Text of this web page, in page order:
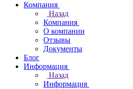
Компания
Назад
Компания
О компании
Отзывы
Документы
Блог
Информация
Назад
Информация